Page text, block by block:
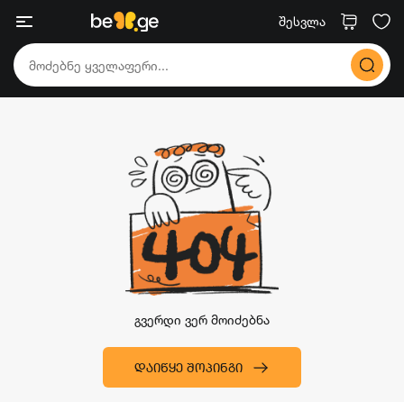
შესვლა
გვერდი ვერ მოიძებნა
ᲓᲐᲘᲬᲧᲔ ᲨᲝᲞᲘᲜᲒᲘ